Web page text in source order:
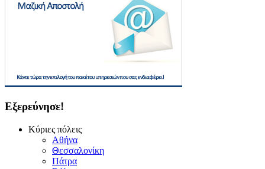
Εξερεύνησε!
Κύριες πόλεις
Αθήνα
Θεσσαλονίκη
Πάτρα